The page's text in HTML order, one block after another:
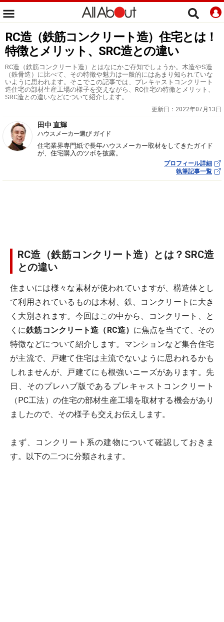
RC造（鉄筋コンクリート造）住宅とは！
特徴とメリット、SRC造との違い
RC造（鉄筋コンクリート造）とはなにかご存知でしょうか。木造やS造
（鉄骨造）に比べて、その特徴や魅力は一般的にはあまり知られていな
いように思われます。そこでこの記事では、プレキャストコンクリート
造住宅の部材生産工場の様子を交えながら、RC住宅の特徴とメリット、
SRC造との違いなどについて紹介します。
更新日： 2022年07月13日
田中 直輝
ハウスメーカー選び ガイド
住宅業界専門紙で長年ハウスメーカー取材をしてきたガイド
が、住宅購入のツボを披露。
プロフィール詳細
執筆記事一覧
RC造（鉄筋コンクリート造）とは？SRC造
との違い
住まいには様々な素材が使われていますが、構造体とし
て利用されているものは木材、鉄、コンクリートに大き
く大別されます。今回はこの中から、コンクリート、と
くに鉄筋コンクリート造（RC造） に焦点を当てて、その
特徴などについて紹介します。マンションなど集合住宅
が主流で、戸建て住宅は主流でないように思われるかも
しれませんが、戸建てにも根強いニーズがあります。先
日、そのプレハブ版であるプレキャストコンクリート
（PC工法）の住宅の部材生産工場を取材する機会があり
ましたので、その様子も交えお伝えします。
まず、コンクリート系の建物について確認しておきま
す。以下の二つに分類されます。